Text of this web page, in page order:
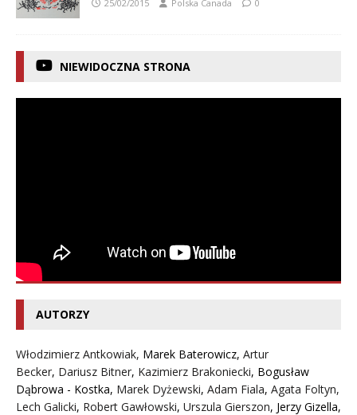
25/02/2015 Polska Canada 0
NIEWIDOCZNA STRONA
AUTORZY
Włodzimierz Antkowiak, Marek Baterowicz, Artur
Becker, Dariusz Bitner, Kazimierz Brakoniecki, Bogusław
Dąbrowa - Kostka, Marek Dyżewski, Adam Fiala, Agata Foltyn,
Lech Galicki, Robert Gawłowski, Urszula Gierszon, Jerzy Gizella,